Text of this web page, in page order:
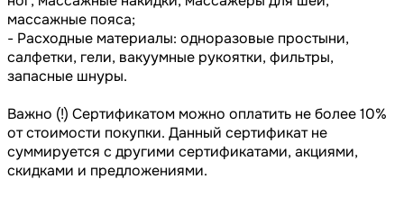
массажные пояса;
- Расходные материалы: одноразовые простыни,
салфетки, гели, вакуумные рукоятки, фильтры,
запасные шнуры.
Важно (!) Сертификатом можно оплатить не более 10%
от стоимости покупки. Данный сертификат не
суммируется с другими сертификатами, акциями,
скидками и предложениями.